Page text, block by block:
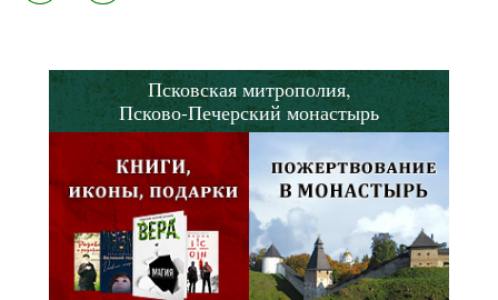
Псковская митрополия,
Псково-Печерский монастырь